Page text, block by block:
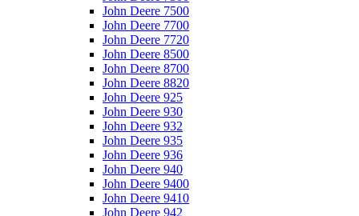
John Deere 7500
John Deere 7700
John Deere 7720
John Deere 8500
John Deere 8700
John Deere 8820
John Deere 925
John Deere 930
John Deere 932
John Deere 935
John Deere 936
John Deere 940
John Deere 9400
John Deere 9410
John Deere 942